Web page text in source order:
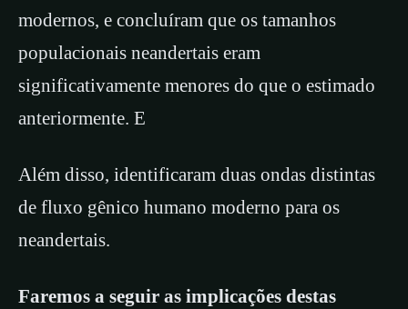
modernos, e concluíram que os tamanhos
populacionais neandertais eram
significativamente menores do que o estimado
anteriormente. E
Além disso, identificaram duas ondas distintas
de fluxo gênico humano moderno para os
neandertais.
Faremos a seguir as implicações destas